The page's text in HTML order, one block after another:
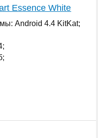
Essence White
Android 4.4 KitKat;